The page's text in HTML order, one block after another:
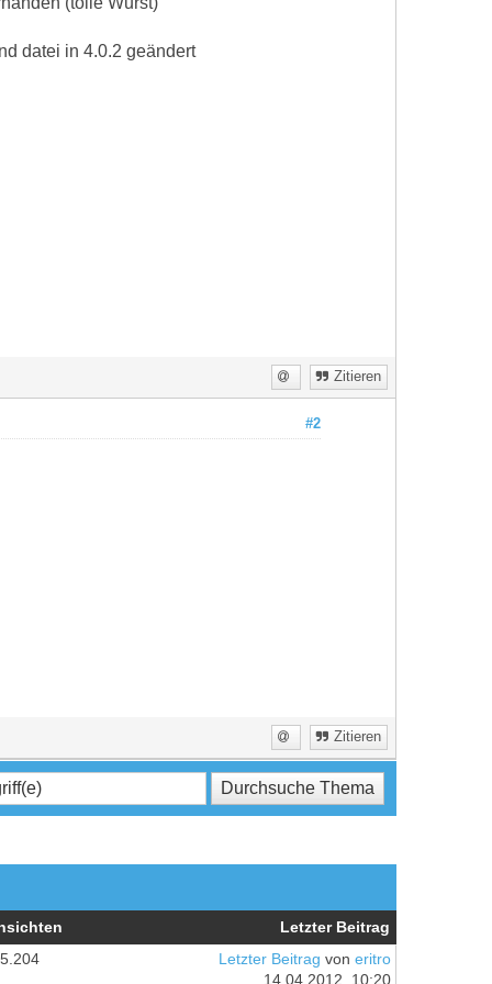
datei in 4.0.2 geändert
Zitieren
#2
Zitieren
Letzter Beitrag
5.204
Letzter Beitrag von eritro
14.04.2012, 10:20